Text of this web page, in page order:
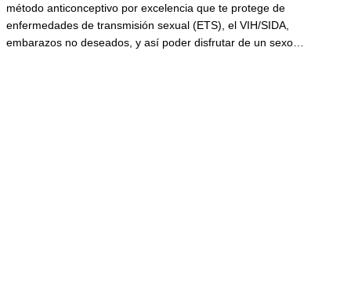
método anticonceptivo por excelencia que te protege de
enfermedades de transmisión sexual (ETS), el VIH/SIDA,
embarazos no deseados, y así poder disfrutar de un sexo…